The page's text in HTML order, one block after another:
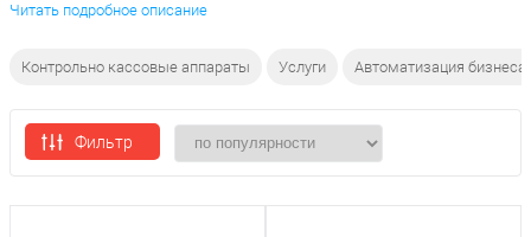
Читать подробное описание
Контрольно кассовые аппараты Услуги Автоматизация бизнеса
Фильтр